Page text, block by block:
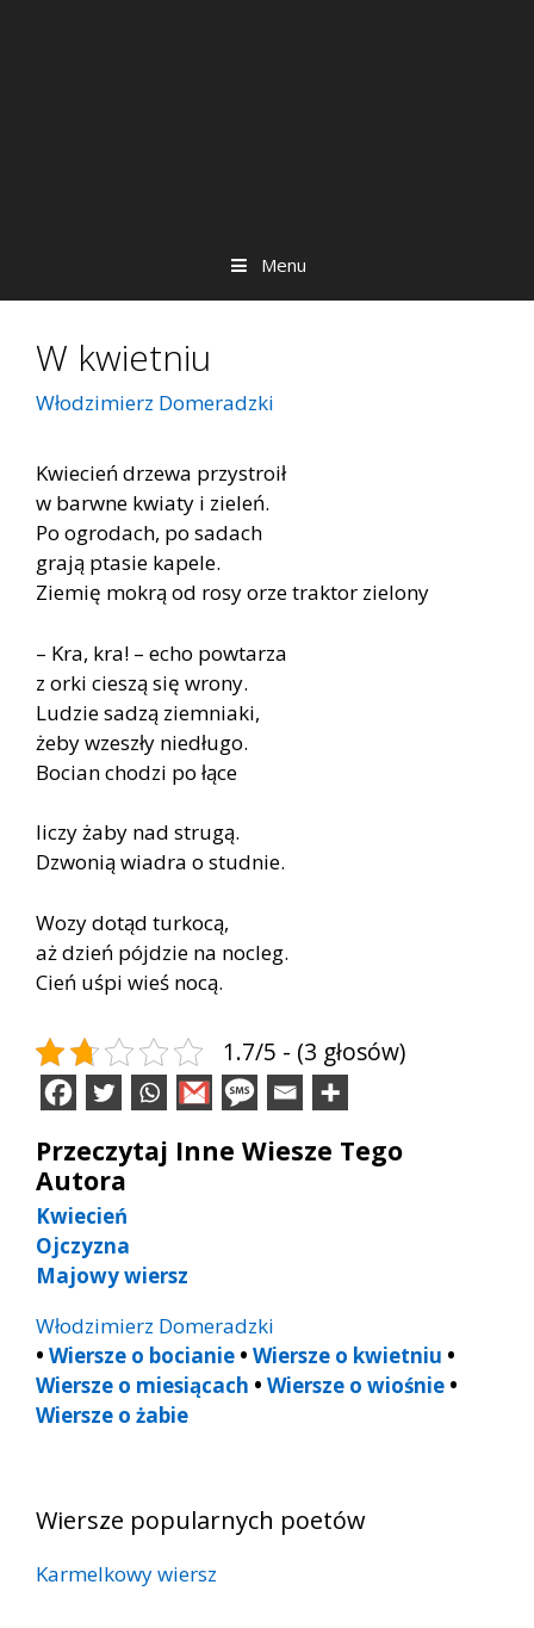
Menu
W kwietniu
Włodzimierz Domeradzki
Kwiecień drzewa przystroił
w barwne kwiaty i zieleń.
Po ogrodach, po sadach
grają ptasie kapele.
Ziemię mokrą od rosy orze traktor zielony
– Kra, kra! – echo powtarza
z orki cieszą się wrony.
Ludzie sadzą ziemniaki,
żeby wzeszły niedługo.
Bocian chodzi po łące
liczy żaby nad strugą.
Dzwonią wiadra o studnie.
Wozy dotąd turkocą,
aż dzień pójdzie na nocleg.
Cień uśpi wieś nocą.
1.7/5 - (3 głosów)
Przeczytaj Inne Wiesze Tego
Autora
Kwiecień
Ojczyzna
Majowy wiersz
Włodzimierz Domeradzki
• Wiersze o bocianie • Wiersze o kwietniu •
Wiersze o miesiącach • Wiersze o wiośnie •
Wiersze o żabie
Wiersze popularnych poetów
Karmelkowy wiersz